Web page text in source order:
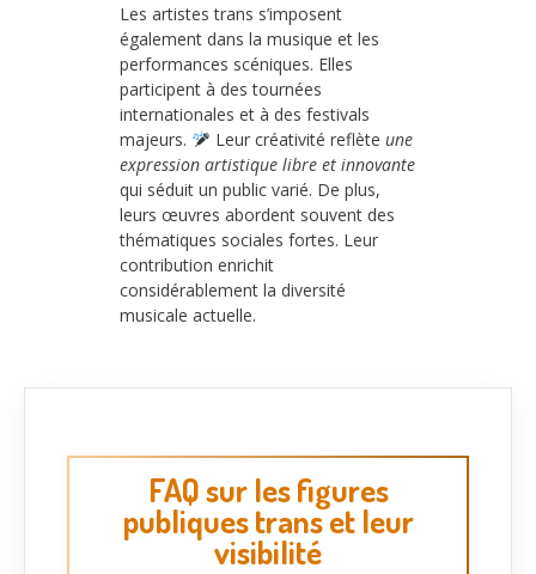
Les artistes trans s’imposent
également dans la musique et les
performances scéniques. Elles
participent à des tournées
internationales et à des festivals
majeurs.
Leur créativité reflète une
expression artistique libre et innovante
qui séduit un public varié. De plus,
leurs œuvres abordent souvent des
thématiques sociales fortes. Leur
contribution enrichit
considérablement la diversité
musicale actuelle.
FAQ sur les figures
publiques trans et leur
visibilité